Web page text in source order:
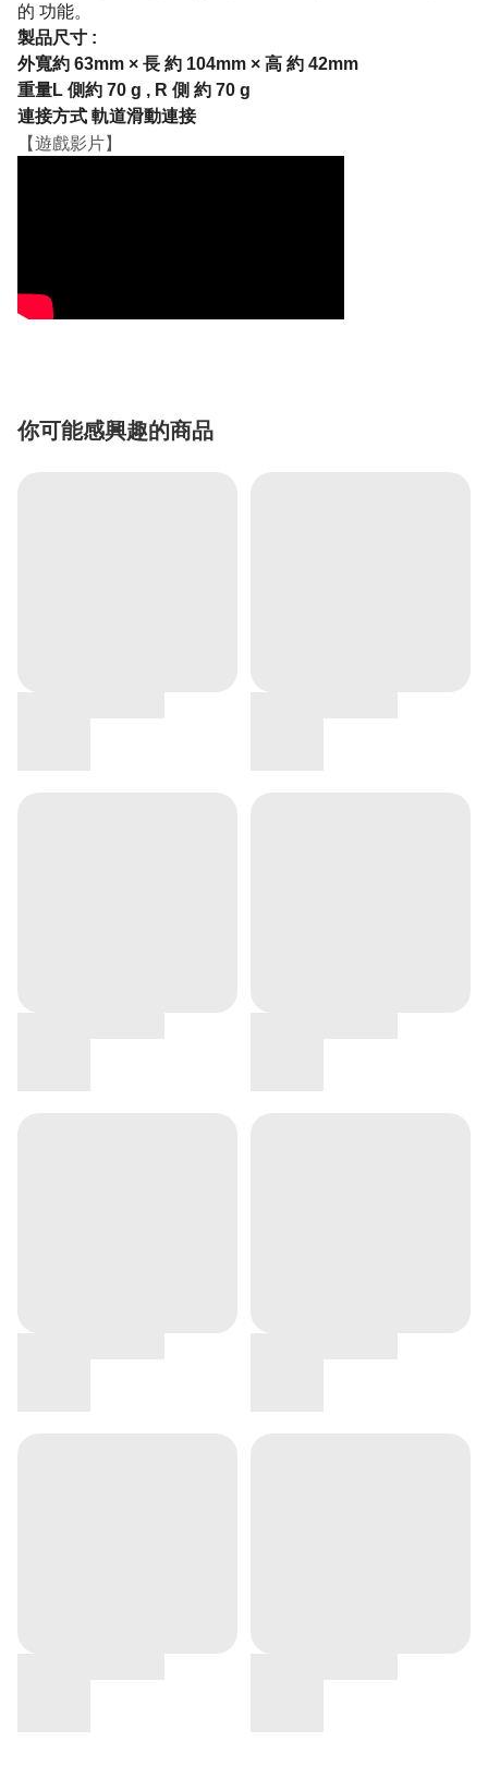
的 功能。
製品尺寸 :
外寬約 63mm × 長 約 104mm × 高 約 42mm
重量L 側約 70 g , R 側 約 70 g
連接方式 軌道滑動連接
【遊戲影片】
你可能感興趣的商品